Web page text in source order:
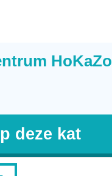
HoKaZo
deze kat